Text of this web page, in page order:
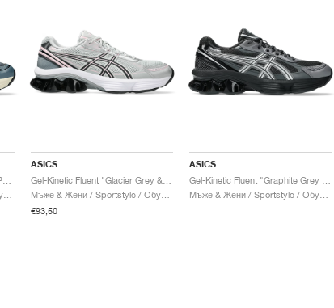
Gel-Kinetic Fluent "Seal Grey & Pure Silver"
Мъже & Жени / Sportstyle / Обувки
ASICS
€93,50
ASICS